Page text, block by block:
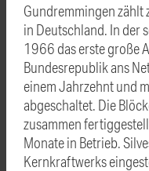
Gundremmingen
in Deutschland. In der
1966 das erste große
Bundesrepublik ans
einem Jahrzehnt und
abgeschaltet. Die
zusammen
Monate in Betrieb.
Kernkraftwerks